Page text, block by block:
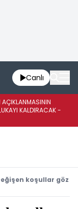
Canlı
KALDIRACAK -
koşullar göz